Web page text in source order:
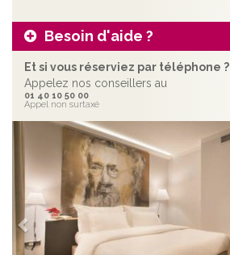
Besoin d'aide ?
Et si vous réserviez par téléphone ?
Appelez nos conseillers au
01 40 10 50 00
Appel non surtaxé
Précédent